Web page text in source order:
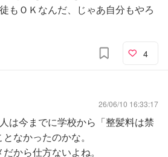
もＯＫなんだ、じゃあ自分もやろ
4
26/06/10 16:33:17
は今までに学校から「整髪料は禁
なかったのかな。
から仕方ないよね。